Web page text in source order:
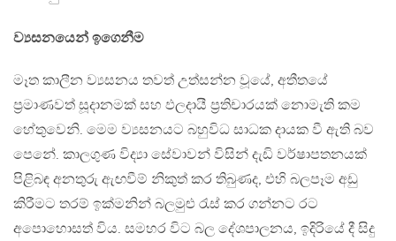
ව්‍යසනයෙන් ඉගෙනීම
මෑත කාලීන ව්‍යසනය තවත් උත්සන්න වූයේ, අතීතයේ
ප්‍රමාණවත් සූදානමක් සහ ඵලදායී ප්‍රතිචාරයක් නොමැති කම
හේතුවෙනි. මෙම ව්‍යසනයට බහුවිධ සාධක දායක වී ඇති බව
පෙනේ. කාලගුණ විද්‍යා සේවාවන් විසින් දැඩි වර්ෂාපතනයක්
පිළිබඳ අනතුරු ඇඟවීම් නිකුත් කර තිබුණද, එහි බලපෑම අඩු
කිරීමට තරම් ඉක්මනින් බලමුළු ‍රැස් කර ගන්නට රට
අපොහොසත් විය. සමහර විට බල දේශපාලනය, ඉදිරියේ දී සිදු